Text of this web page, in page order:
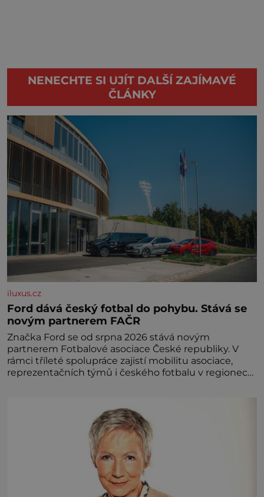
NENECHTE SI UJÍT DALŠÍ ZAJÍMAVÉ
ČLÁNKY
iluxus.cz
Ford dává český fotbal do pohybu. Stává se
novým partnerem FAČR
Značka Ford se od srpna 2026 stává novým
partnerem Fotbalové asociace České republiky. V
rámci tříleté spolupráce zajistí mobilitu asociace,
reprezentačních týmů i českého fotbalu v regionech.